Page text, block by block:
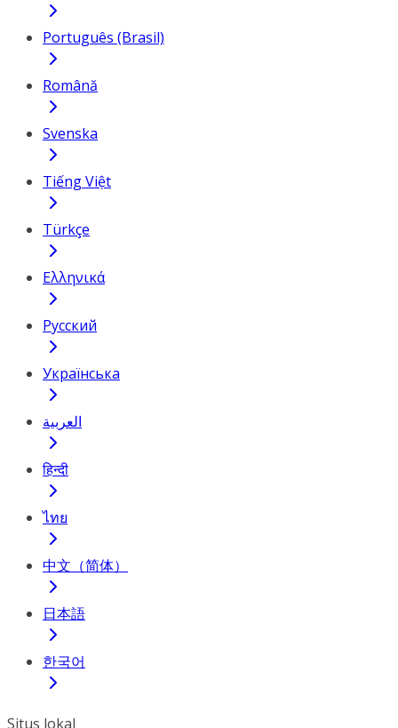
Português (Brasil)
Română
Svenska
Tiếng Việt
Türkçe
Ελληνικά
Русский
Українська
العربية
हिन्दी
ไทย
中文（简体）
日本語
한국어
Situs lokal